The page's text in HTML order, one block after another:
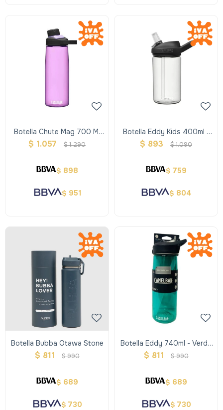
Botella Chute Mag 700 Ml
Lavanda
$ 1.057 $1.290
$ 898
$ 951
Botella Eddy Kids 400ml -
Transparente
$ 893 $1.090
$ 759
$ 804
Botella Bubba Otawa Stone
$ 811 $990
$ 689
$ 730
Botella Eddy 740ml - Verde
Hunter
$ 811 $990
$ 689
$ 730